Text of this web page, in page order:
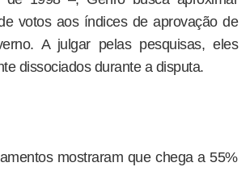
votos aos índices de aprovação de
A julgar pelas pesquisas, eles
dissociados durante a disputa.
mostraram que chega a 55%